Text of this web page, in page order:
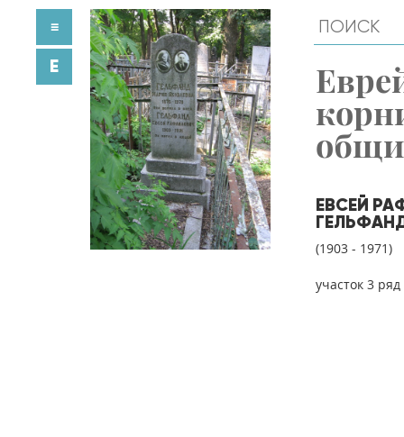
ЕВСЕЙ
(1903 - 1971)
участок 3
≡
E